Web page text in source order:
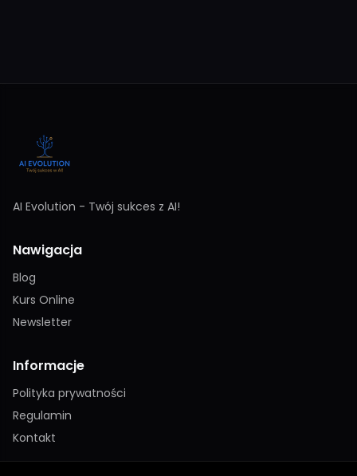
AI Evolution - Twój sukces z AI!
Nawigacja
Blog
Kurs Online
Newsletter
Informacje
Polityka prywatności
Regulamin
Kontakt